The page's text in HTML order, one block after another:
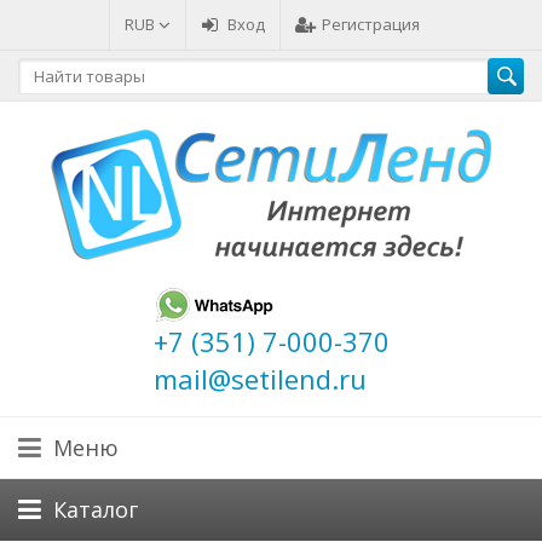
RUB Вход Регистрация
+7 (351) 7-000-370
mail@setilend.ru
Меню
Каталог